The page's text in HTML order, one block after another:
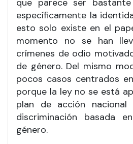
que parece ser bastante
específicamente la
esto solo existe en el
momento no se han
crímenes de odio
de género. Del mismo
pocos casos centrados
porque la ley no se está
plan de acción
discriminación basada
género.